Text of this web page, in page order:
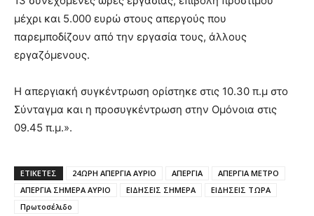
μέχρι και 5.000 ευρώ στους απεργούς που
παρεμποδίζουν από την εργασία τους, άλλους
εργαζόμενους.
Η απεργιακή συγκέντρωση ορίστηκε στις 10.30 π.μ στο
Σύνταγμα και η προσυγκέντρωση στην Ομόνοια στις
09.45 π.μ.».
ΕΤΙΚΈΤΕΣ 24ΩΡΗ ΑΠΕΡΓΙΑ ΑΥΡΙΟ ΑΠΕΡΓΙΑ
ΑΠΕΡΓΙΑ ΜΕΤΡΟ
ΑΠΕΡΓΙΑ ΣΗΜΕΡΑ ΑΥΡΙΟ
ΕΙΔΗΣΕΙΣ ΣΗΜΕΡΑ
ΕΙΔΗΣΕΙΣ ΤΩΡΑ
Πρωτοσέλιδο